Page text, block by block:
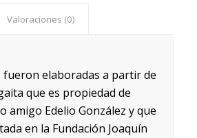
Valoraciones (0)
fueron elaboradas a partir de
que es propiedad de
amigo Edelio González y que
en la Fundación Joaquín